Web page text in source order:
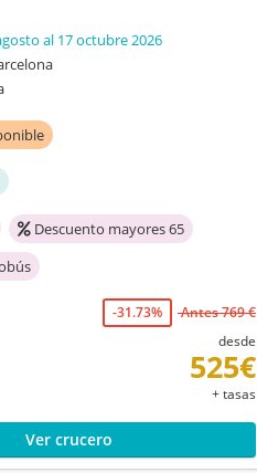
al 17 octubre 2026
Descuento mayores 65
-31.73%
Antes 769 €
desde
525€
+ tasas
Ver crucero